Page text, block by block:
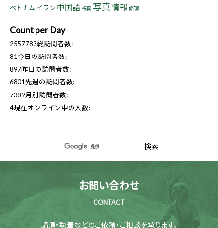
ベトナム イラン 中国語 福岡 写真 情報 修理
Count per Day
2557783総訪問者数:
81今日の訪問者数:
897昨日の訪問者数:
6801先週の訪問者数:
7389月別訪問者数:
4現在オンライン中の人数:
お問い合わせ
CONTACT
講演・執筆などのご依頼・ご相談を承ります。